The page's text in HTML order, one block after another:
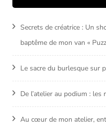
Secrets de créatrice : Un
baptême de mon van «
Le sacre du burlesque sur
De l’atelier au podium :
Au cœur de mon atelier,